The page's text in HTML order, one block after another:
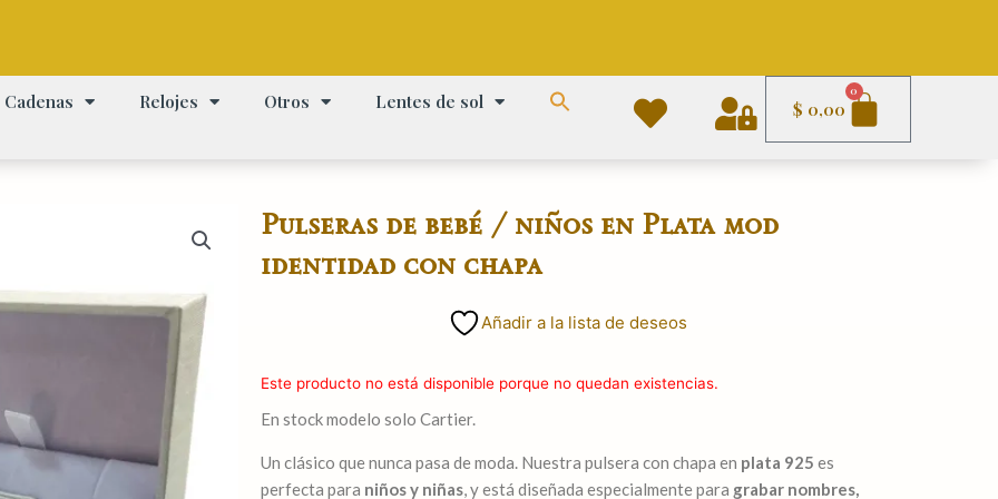
Cadenas Relojes Otros Lentes de sol $ 0,00
0
Carrito
Pulseras de bebé / niños en Plata mod
identidad con chapa
Añadir a la lista de deseos
Este producto no está disponible porque no quedan existencias.
En stock modelo solo Cartier.
Un clásico que nunca pasa de moda. Nuestra pulsera con chapa en plata 925 es
perfecta para niños y niñas, y está diseñada especialmente para grabar nombres,